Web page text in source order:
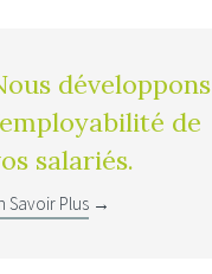
développons
de
salariés.
Savoir Plus →